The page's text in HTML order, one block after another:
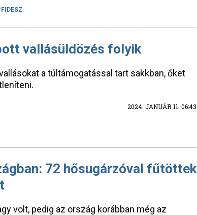
FIDESZ
vallásüldözés folyik
a túltámogatással tart sakkban, őket
2024. JANUÁR 11. 06:43
72 hősugárzóval fűtöttek
volt, pedig az ország korábban még az